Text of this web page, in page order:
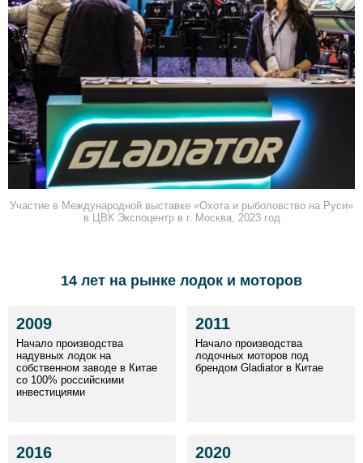
Участие в Международной выставке «Охота и рыболовство на Руси»
в ЦВК Экспоцентр в г. Москва, 2023 год
14 лет на рынке лодок и моторов
2009
Начало производства
надувных лодок на
собственном заводе в Китае
со 100% российскими
инвестициями
2011
Начало производства
лодочных моторов под
брендом Gladiator в Китае
2016 2020